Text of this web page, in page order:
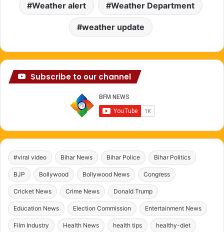
Weather alert Weather Department
weather update
Subscribe to our channel
#viral video Bihar News Bihar Police Bihar Politics
BJP Bollywood Bollywood News Congress
Cricket News Crime News Donald Trump
Education News Election Commission Entertainment News
Film Industry Health News health tips healthy-diet